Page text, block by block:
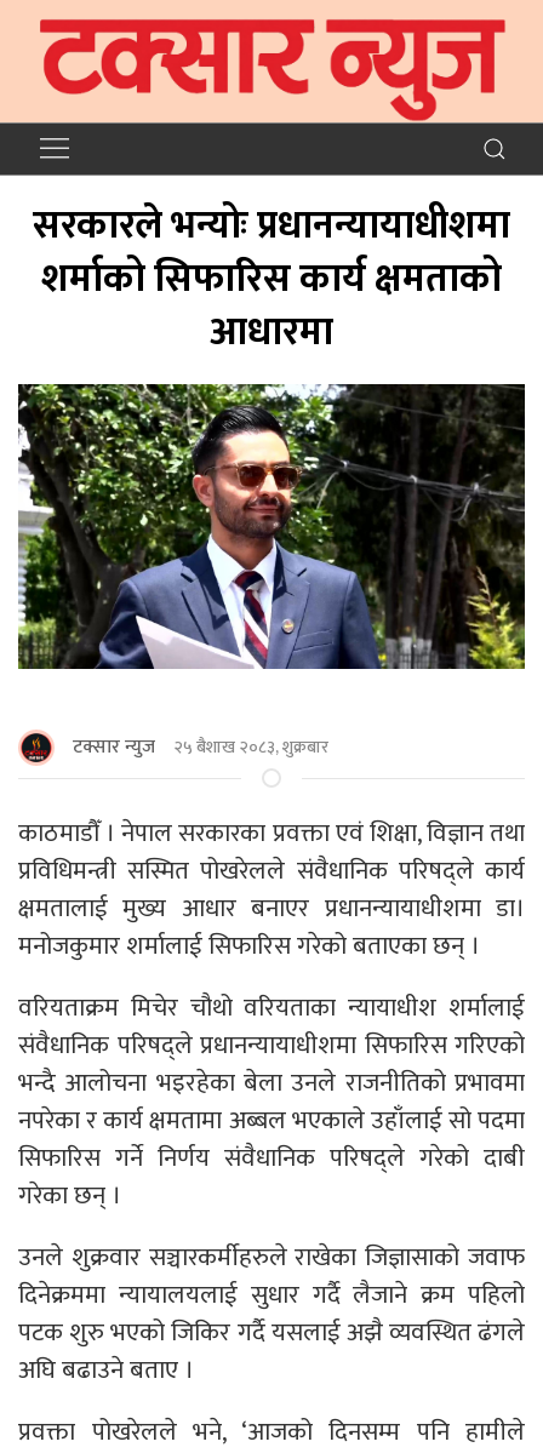
सरकारले भन्योः प्रधानन्यायाधीशमा
शर्माको सिफारिस कार्य क्षमताको
आधारमा
टक्सार न्युज २५ बैशाख २०८३, शुक्रबार
काठमाडौँ । नेपाल सरकारका प्रवक्ता एवं शिक्षा, विज्ञान तथा
प्रविधिमन्त्री सस्मित पोखरेलले संवैधानिक परिषद्ले कार्य
क्षमतालाई मुख्य आधार बनाएर प्रधानन्यायाधीशमा डा।
मनोजकुमार शर्मालाई सिफारिस गरेको बताएका छन् ।
वरियताक्रम मिचेर चौथो वरियताका न्यायाधीश शर्मालाई
संवैधानिक परिषद्ले प्रधानन्यायाधीशमा सिफारिस गरिएको
भन्दै आलोचना भइरहेका बेला उनले राजनीतिको प्रभावमा
नपरेका र कार्य क्षमतामा अब्बल भएकाले उहाँलाई सो पदमा
सिफारिस गर्ने निर्णय संवैधानिक परिषद्ले गरेको दाबी
गरेका छन् ।
उनले शुक्रवार सञ्चारकर्मीहरुले राखेका जिज्ञासाको जवाफ
दिनेक्रममा न्यायालयलाई सुधार गर्दै लैजाने क्रम पहिलो
पटक शुरु भएको जिकिर गर्दै यसलाई अझै व्यवस्थित ढंगले
अघि बढाउने बताए ।
प्रवक्ता पोखरेलले भने, ‘आजको दिनसम्म पनि हामीले